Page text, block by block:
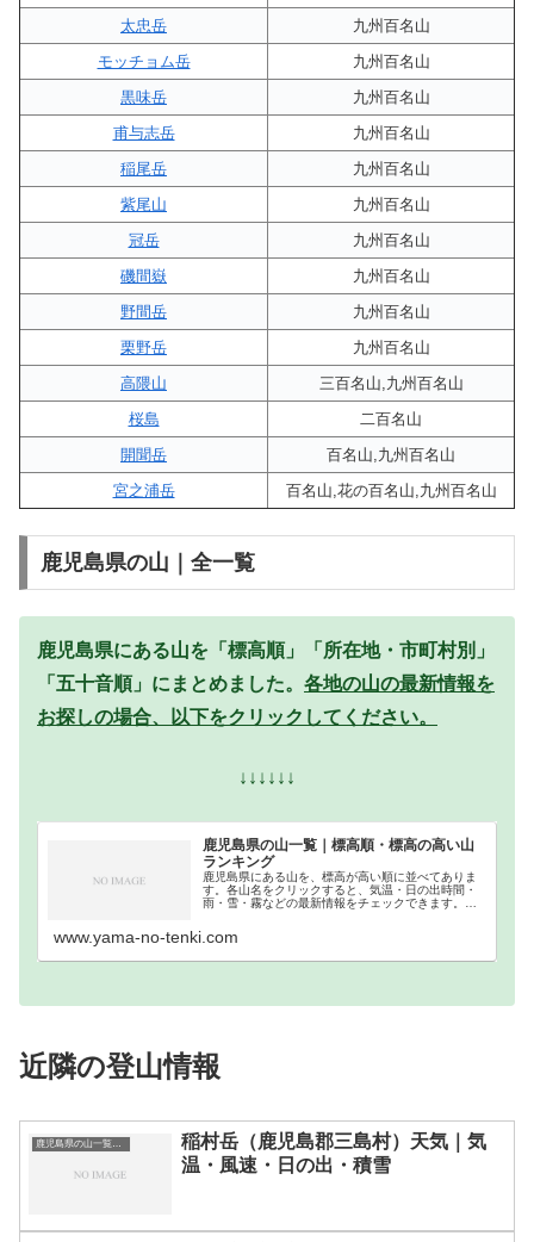
太忠岳
九州百名山
モッチョム岳
九州百名山
黒味岳
九州百名山
甫与志岳
九州百名山
稲尾岳
九州百名山
紫尾山
九州百名山
冠岳
九州百名山
磯間嶽
九州百名山
野間岳
九州百名山
栗野岳
九州百名山
高隈山
三百名山,九州百名山
桜島
二百名山
開聞岳
百名山,九州百名山
宮之浦岳
百名山,花の百名山,九州百名山
鹿児島県の山｜全一覧
鹿児島県にある山を「標高順」「所在地・市町村別」
「五十音順」にまとめました。 各地の山の最新情報を
お探しの場合、以下をクリックしてください。
↓↓↓↓↓↓
鹿児島県の山一覧｜標高順・標高の高い山
ランキング
鹿児島県にある山を、標高が高い順に並べてありま
す。各山名をクリックすると、気温・日の出時間・
雨・雪・霧などの最新情報をチェックできます。鹿
www.yama-no-tenki.com
近隣の登山情報
鹿児島県の山一覧｜標高順・標高の高い山ランキング
稲村岳（鹿児島郡三島村）天気｜気
温・風速・日の出・積雪